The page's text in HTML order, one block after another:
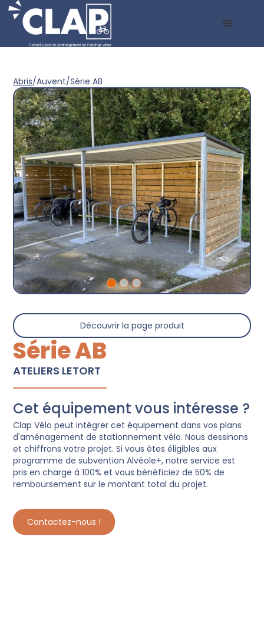
Abris/Auvent/Série AB
Découvrir la page produit
Série AB
ATELIERS LETORT
Cet équipement vous intéresse ?
Clap Vélo peut intégrer cet équipement dans vos plans
d'aménagement de stationnement vélo. Nous dessinons
et chiffrons votre projet. Si vous êtes éligibles aux
programme de subvention Alvéole+, notre service est
pris en charge à 100% et vous bénéficiez de 50% de
remboursement sur le montant total du projet.
Contactez-nous !